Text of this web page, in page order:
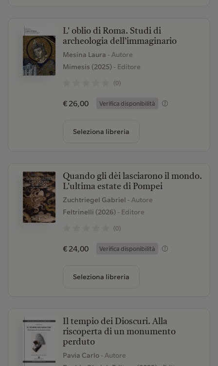
L' oblio di Roma. Studi di
archeologia dell’immaginario
Mesina Laura - Autore
Mimesis (2025)- Editore
(0)
€ 26,00 Verifica disponibilità
Seleziona libreria
Quando gli dèi lasciarono il mondo.
L'ultima estate di Pompei
Zuchtriegel Gabriel - Autore
Feltrinelli (2026)- Editore
(0)
€ 24,00 Verifica disponibilità
Seleziona libreria
Il tempio dei Dioscuri. Alla
riscoperta di un monumento
perduto
Pavia Carlo - Autore